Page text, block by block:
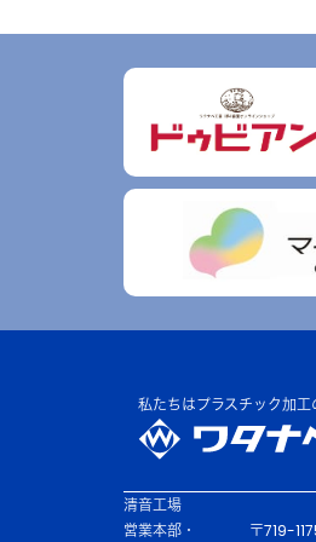
私たちはプラスチック加工
清音工場
営業本部・
〒719-